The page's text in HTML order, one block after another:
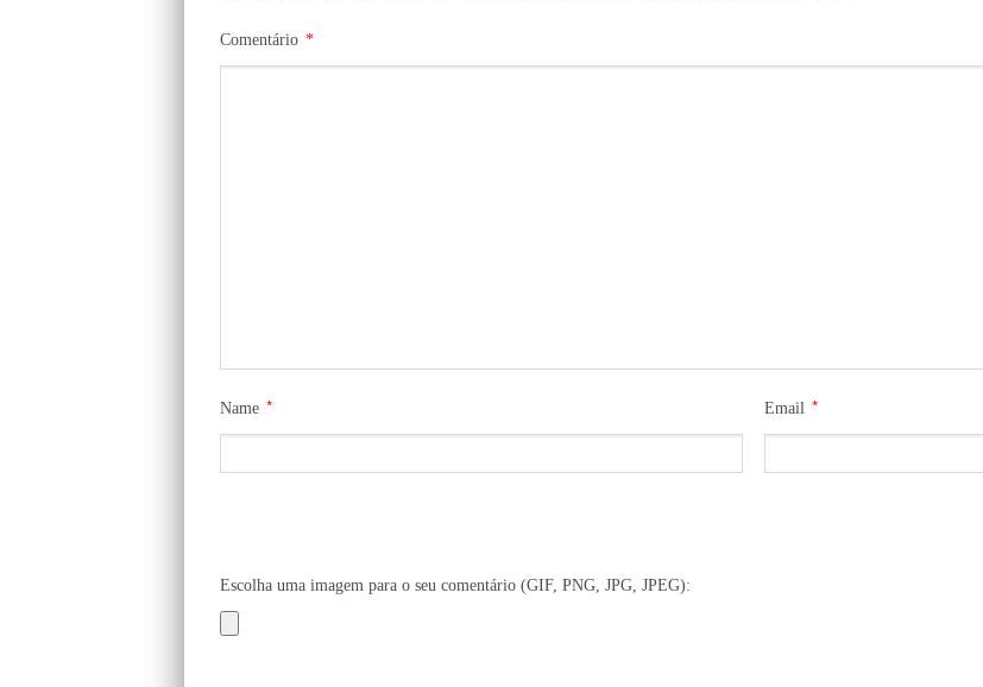
Comentário *
Name * Email *
Escolha uma imagem para o seu comentário (GIF, PNG, JPG, JPEG):